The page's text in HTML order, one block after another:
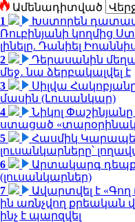
Ամենադիտված
1
Խստորեն
Ռուբինյանի կողմից
լինելը. Դանիել
2
Դերասանին
մեջ․ նա ձերբակալվել է
3
Սիլվա
մասին (Լուսանկար)
4
Նիկոլ
ստացած
5
Հասմիկ
լուսանկարները՝
6
Արտակարգ
(լուսանկարներ)
7
Ավարտվել է «Գող
ին առնչվող քրեական
ինչ է պարզվել